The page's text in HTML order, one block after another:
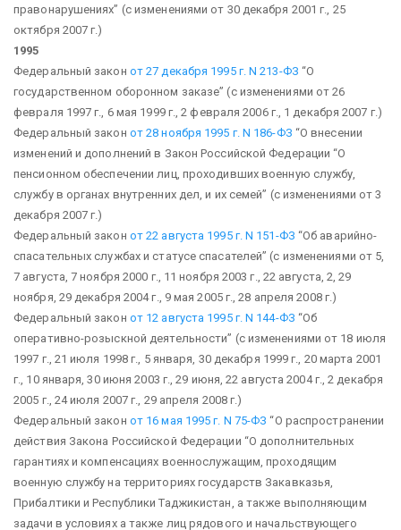
правонарушениях” (с изменениями от 30 декабря 2001 г., 25
октября 2007 г.)
1995
Федеральный закон от 27 декабря 1995 г. N 213-ФЗ “О
государственном оборонном заказе” (с изменениями от 26
февраля 1997 г., 6 мая 1999 г., 2 февраля 2006 г., 1 декабря 2007 г.)
Федеральный закон от 28 ноября 1995 г. N 186-ФЗ “О внесении
изменений и дополнений в Закон Российской Федерации “О
пенсионном обеспечении лиц, проходивших военную службу,
службу в органах внутренних дел, и их семей” (с изменениями от 3
декабря 2007 г.)
Федеральный закон от 22 августа 1995 г. N 151-ФЗ “Об аварийно-
спасательных службах и статусе спасателей” (с изменениями от 5,
7 августа, 7 ноября 2000 г., 11 ноября 2003 г., 22 августа, 2, 29
ноября, 29 декабря 2004 г., 9 мая 2005 г., 28 апреля 2008 г.)
Федеральный закон от 12 августа 1995 г. N 144-ФЗ “Об
оперативно-розыскной деятельности” (с изменениями от 18 июля
1997 г., 21 июля 1998 г., 5 января, 30 декабря 1999 г., 20 марта 2001
г., 10 января, 30 июня 2003 г., 29 июня, 22 августа 2004 г., 2 декабря
2005 г., 24 июля 2007 г., 29 апреля 2008 г.)
Федеральный закон от 16 мая 1995 г. N 75-ФЗ “О распространении
действия Закона Российской Федерации “О дополнительных
гарантиях и компенсациях военнослужащим, проходящим
военную службу на территориях государств Закавказья,
Прибалтики и Республики Таджикистан, а также выполняющим
задачи в условиях а также лиц рядового и начальствующего